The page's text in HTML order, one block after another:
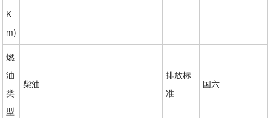
K
m)
燃
油
类
型
柴油
排放标
准
国六